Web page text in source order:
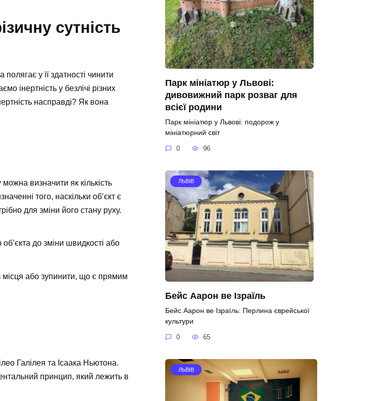
сутність
у її здатності чинити
інертність у безлічі різних
насправді? Як вона
можна визначити як кількість
того, наскільки об’єкт є
для зміни його стану руху.
до зміни швидкості або
місця або зупинити, що є прямим
Галілея та Ісаака Ньютона.
принцип, який лежить в
Парк мініатюр у Львові:
дивовижний парк розваг для
всієї родини
Парк мініатюр у Львові: подорож у
мініатюрний світ
0 96
ЛЬВІВ
Бейс Аарон ве Ізраїль
Бейс Аарон ве Ізраїль: Перлина єврейської
культури
0 65
ЛЬВІВ